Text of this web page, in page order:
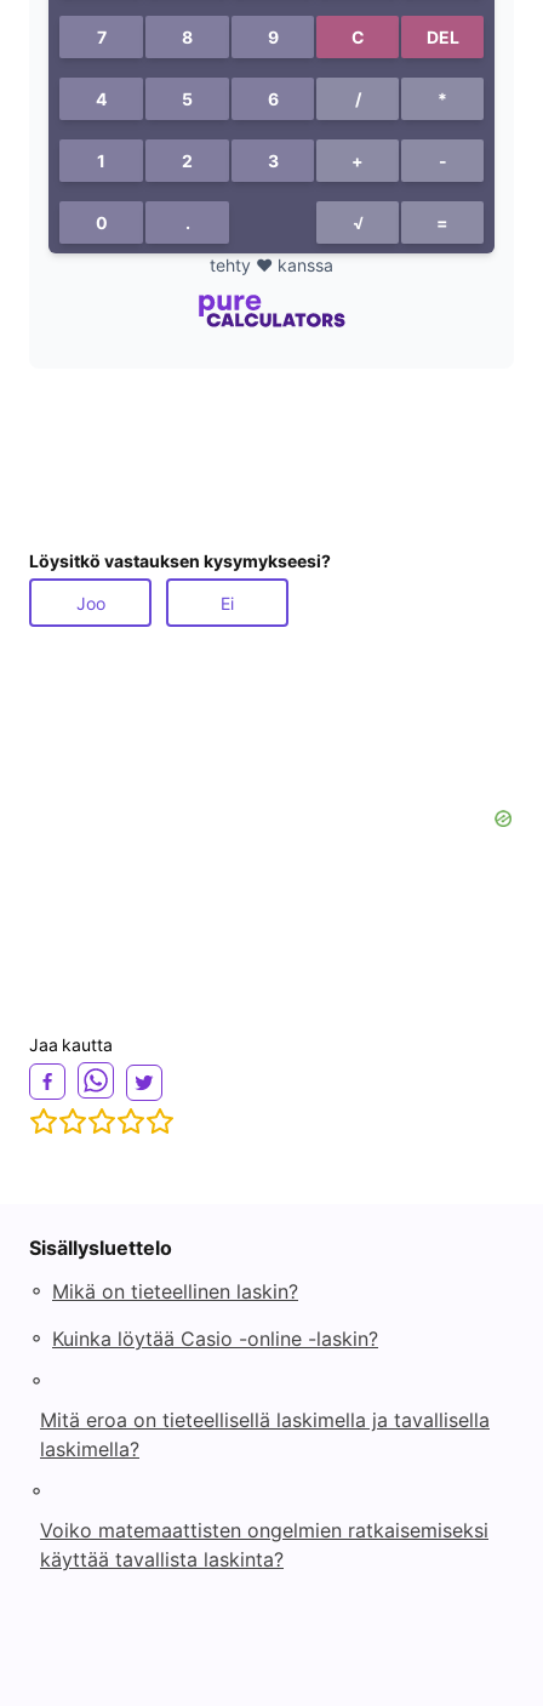
d
e
tehty ❤️ kanssa
Löysitkö vastauksen kysymykseesi?
Joo Ei
Jaa kautta
Sisällysluettelo
◦ Mikä on tieteellinen laskin?
◦ Kuinka löytää Casio -online -laskin?
◦
Mitä eroa on tieteellisellä laskimella ja tavallisella
laskimella?
◦
Voiko matemaattisten ongelmien ratkaisemiseksi
käyttää tavallista laskinta?